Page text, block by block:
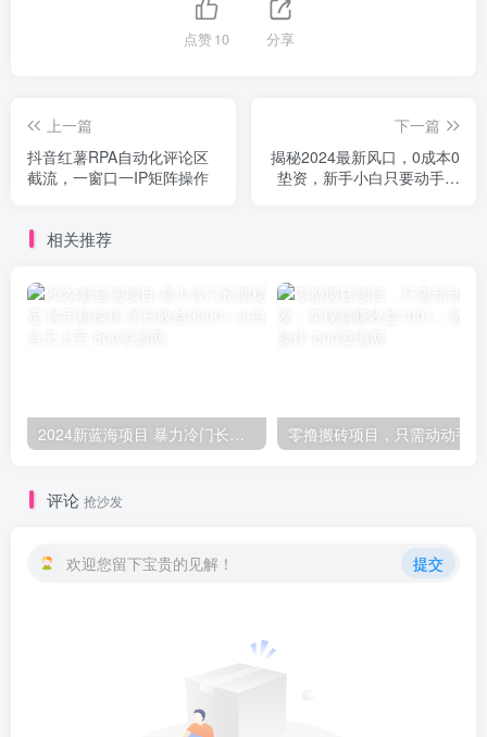
点赞10 分享
上一篇
抖音红薯RPA自动化评论区
截流，一窗口一IP矩阵操作
下一篇
揭秘2024最新风口，0成本0
垫资，新手小白只要动手就
相关推荐
2024新蓝海项目 暴力冷门长期稳定 纯手机操作 单日收益3000+ 小白当天上手
评论 抢沙发
欢迎您留下宝贵的见解！ 提交